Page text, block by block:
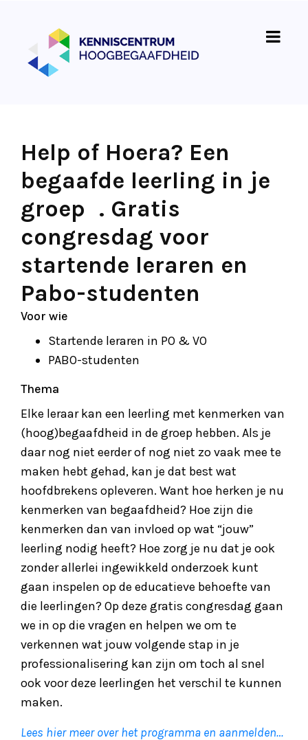
Help of Hoera? Een
begaafde leerling in je
groep . Gratis
congresdag voor
startende leraren en
Pabo-studenten
Voor wie
Startende leraren in PO & VO
PABO-studenten
Thema
Elke leraar kan een leerling met kenmerken van
(hoog)begaafdheid in de groep hebben. Als je
daar nog niet eerder of nog niet zo vaak mee te
maken hebt gehad, kan je dat best wat
hoofdbrekens opleveren. Want hoe herken je nu
kenmerken van begaafdheid? Hoe zijn die
kenmerken dan van invloed op wat “jouw”
leerling nodig heeft? Hoe zorg je nu dat je ook
zonder allerlei ingewikkeld onderzoek kunt
gaan inspelen op de educatieve behoefte van
die leerlingen? Op deze gratis congresdag gaan
we in op die vragen en helpen we om te
verkennen wat jouw volgende stap in je
professionalisering kan zijn om toch al snel
ook voor deze leerlingen het verschil te kunnen
maken.
Lees hier meer over het programma en aanmelden…